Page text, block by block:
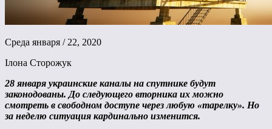
Среда января / 22, 2020
Ілона Сторожук
28 января украинские каналы на спутнике будут
законодованы. До следующего вторника их можно
смотреть в свободном доступе через любую «тарелку». Но
за неделю ситуация кардинально изменится.